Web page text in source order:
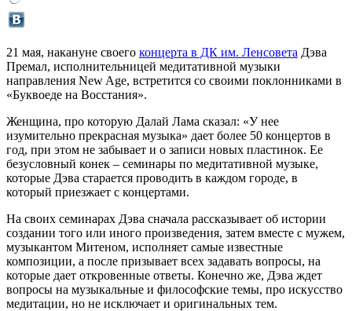
21 мая, накануне своего концерта в ДК им. Ленсовета Дэва
Премал, исполнительницей медитативной музыки
направления New Age, встретится со своими поклонниками в
«Буквоеде на Восстания».
Женщина, про которую Далай Лама сказал: «У нее
изумительно прекрасная музыка» дает более 50 концертов в
год, при этом не забывает и о записи новых пластинок. Ее
безусловный конек – семинары по медитативной музыке,
которые Дэва старается проводить в каждом городе, в
который приезжает с концертами.
На своих семинарах Дэва сначала рассказывает об истории
создании того или иного произведения, затем вместе с мужем,
музыкантом Митеном, исполняет самые известные
композиции, а после призывает всех задавать вопросы, на
которые дает откровенные ответы. Конечно же, Дэва ждет
вопросы на музыкальные и философские темы, про искусство
медитации, но не исключает и оригинальных тем.